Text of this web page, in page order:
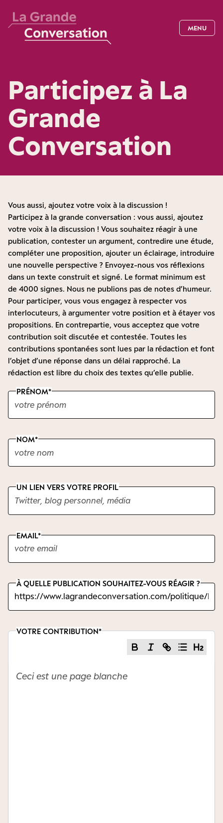
MENU
Participez à La
Grande
Conversation
Vous aussi, ajoutez votre voix à la discussion !
Participez à la grande conversation : vous aussi, ajoutez
votre voix à la discussion ! Vous souhaitez réagir à une
publication, contester un argument, contredire une étude,
compléter une proposition, ajouter un éclairage, introduire
une nouvelle perspective ? Envoyez-nous vos réflexions
dans un texte construit et signé. Le format minimum est
de 4000 signes. Nous ne publions pas de notes d’humeur.
Pour participer, vous vous engagez à respecter vos
interlocuteurs, à argumenter votre position et à étayer vos
propositions. En contrepartie, vous acceptez que votre
contribution soit discutée et contestée. Toutes les
contributions spontanées sont lues par la rédaction et font
l’objet d’une réponse dans un délai rapproché. La
rédaction est libre du choix des textes qu’elle publie.
PRÉNOM
NOM
UN LIEN VERS VOTRE PROFIL
EMAIL
À QUELLE PUBLICATION SOUHAITEZ-VOUS RÉAGIR ?
VOTRE CONTRIBUTION